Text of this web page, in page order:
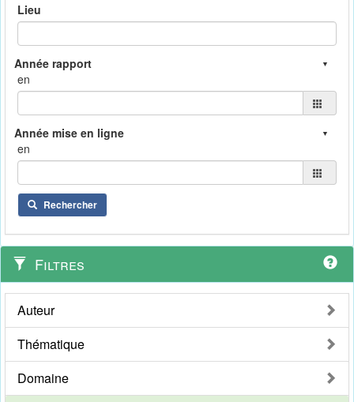
Lieu
en
en
Rechercher
Filtres
Auteur
Thématique
Domaine